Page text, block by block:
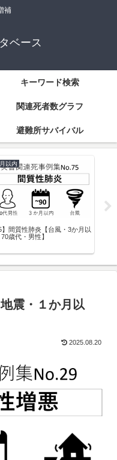
補
ベース
キーワード検索
関連死者数グラフ
避難所サバイバル
1年以内
【106】縊死【地震・１年以内・
30歳代・男性】
震・１か月以
2025.08.20